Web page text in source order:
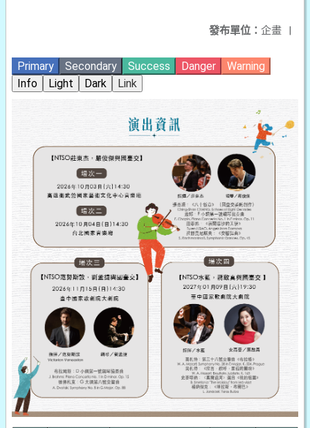
發布單位： 企畫 |
Primary Secondary Success Danger
Warning
Info
Light Dark Link